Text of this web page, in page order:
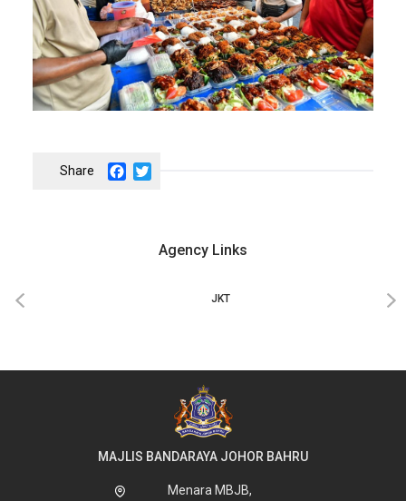
Facebook
Agency Links
‹ ›
MAJLIS BANDARAYA JOHOR BAHRU
Menara MBJB,